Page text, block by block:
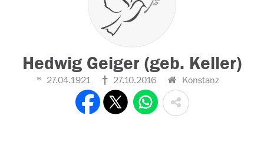
Hedwig Geiger (geb. Keller)
27.04.1921 27.10.2016 Konstanz